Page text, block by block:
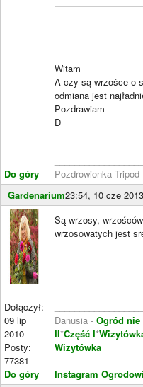
Do góry
Witam
A czy są wrzośce o
odmiana jest
Pozdrawiam
D
Pozdrowionka Tripod
Gardenarium23:54, 10 cze 2013
Dołączył:
09 lip
2010
Posty:
77381
Do góry
Są wrzosy,
wrzosowatych jest
Danusia - Ogród
II*Część I*
Wizytówka
Instagram